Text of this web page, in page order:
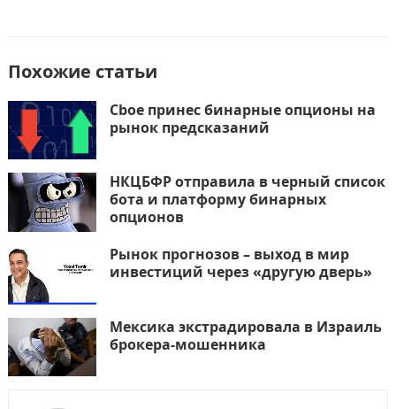
Похожие статьи
Cboe принес бинарные опционы на
рынок предсказаний
НКЦБФР отправила в черный список
бота и платформу бинарных
опционов
Рынок прогнозов – выход в мир
инвестиций через «другую дверь»
Мексика экстрадировала в Израиль
брокера-мошенника